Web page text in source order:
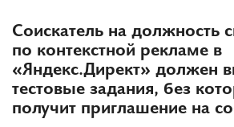
Соискатель на должность
по контекстной рекламе в
«Яндекс.Директ» должен
тестовые задания, без
получит приглашение на